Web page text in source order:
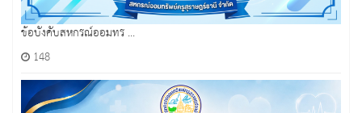
ข้อบังคับสหกรณ์ออมทร ...
148